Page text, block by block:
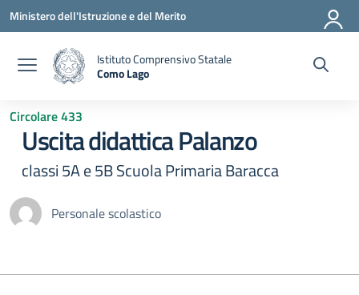
Vai ai contenuti
Vai al menu di navigazione
Vai al footer
Ministero dell'Istruzione e del Merito
Istituto Comprensivo Statale
Como Lago
— Visita la pagina iniziale della scuola
Circolare 433
Uscita didattica Palanzo
classi 5A e 5B Scuola Primaria Baracca
Personale scolastico